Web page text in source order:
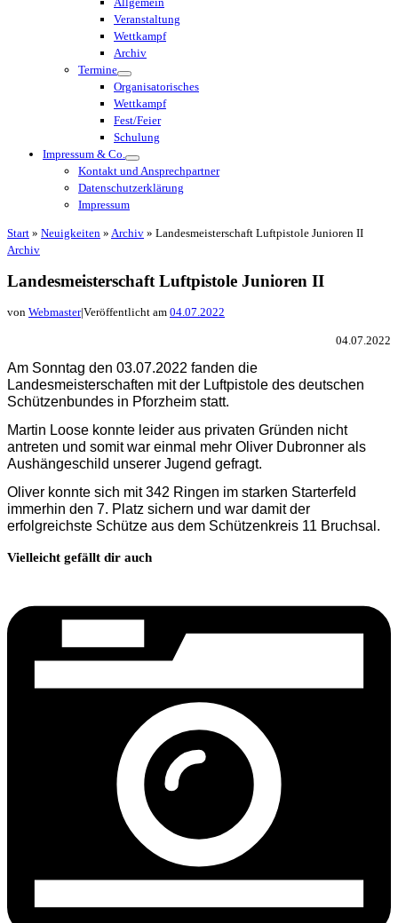
Veranstaltung
Wettkampf
Archiv
Termine
Organisatorisches
Wettkampf
Fest/Feier
Schulung
Impressum & Co.
Kontakt und Ansprechpartner
Datenschutzerklärung
Impressum
Start » Neuigkeiten » Archiv » Landesmeisterschaft Luftpistole Junioren II
Archiv
Landesmeisterschaft Luftpistole Junioren II
von Webmaster|Veröffentlicht am 04.07.2022
04.07.2022
Am Sonntag den 03.07.2022 fanden die
Landesmeisterschaften mit der Luftpistole des deutschen
Schützenbundes in Pforzheim statt.
Martin Loose konnte leider aus privaten Gründen nicht
antreten und somit war einmal mehr Oliver Dubronner als
Aushängeschild unserer Jugend gefragt.
Oliver konnte sich mit 342 Ringen im starken Starterfeld
immerhin den 7. Platz sichern und war damit der
erfolgreichste Schütze aus dem Schützenkreis 11 Bruchsal.
Vielleicht gefällt dir auch